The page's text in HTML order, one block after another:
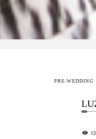
PRE-WEDDING